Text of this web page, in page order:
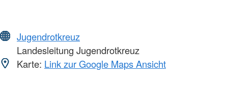
Jugendrotkreuz
Landesleitung Jugendrotkreuz
Karte: Link zur Google Maps Ansicht